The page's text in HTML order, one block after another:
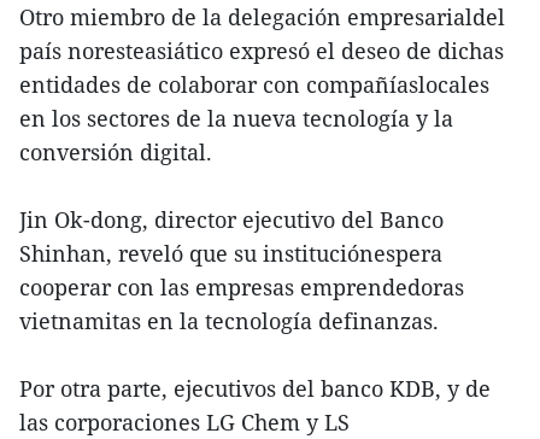
Otro miembro de la delegación empresarialdel
país noresteasiático expresó el deseo de dichas
entidades de colaborar con compañíaslocales
en los sectores de la nueva tecnología y la
conversión digital.
Jin Ok-dong, director ejecutivo del Banco
Shinhan, reveló que su instituciónespera
cooperar con las empresas emprendedoras
vietnamitas en la tecnología definanzas.
Por otra parte, ejecutivos del banco KDB, y de
las corporaciones LG Chem y LS